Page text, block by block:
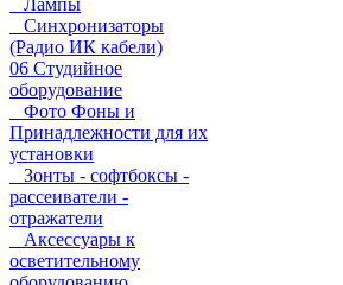
Лампы
Синхронизаторы
(Радио ИК кабели)
06 Студийное
оборудование
Фото Фоны и
Принадлежности для их
установки
Зонты - софтбоксы -
рассеиватели -
отражатели
Аксессуары к
осветительному